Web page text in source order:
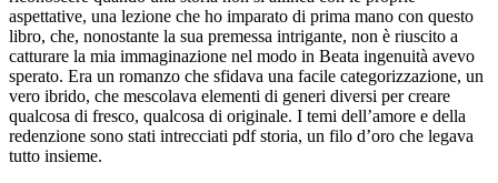
aspettative, una lezione che ho imparato di prima mano con questo
libro, che, nonostante la sua premessa intrigante, non è riuscito a
catturare la mia immaginazione nel modo in Beata ingenuità avevo
sperato. Era un romanzo che sfidava una facile categorizzazione, un
vero ibrido, che mescolava elementi di generi diversi per creare
qualcosa di fresco, qualcosa di originale. I temi dell’amore e della
redenzione sono stati intrecciati pdf storia, un filo d’oro che legava
tutto insieme.